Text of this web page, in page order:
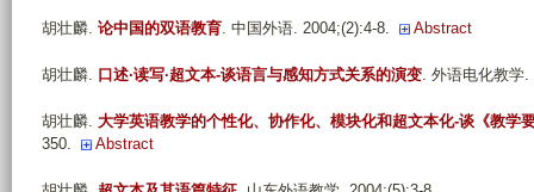
胡壮麟. 论中国的双语教育. 中国外语. 2004;(2):4-8. Abstract
胡壮麟. 口述·读写·超文本-谈语言与感知方式关系的演变. 外语电化教学.
胡壮麟. 大学英语教学的个性化、协作化、模块化和超文本化-谈《教学
350.
Abstract